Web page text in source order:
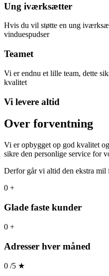
Ung iværksætter
Hvis du vil støtte en ung
vinduespudser
Teamet
Vi er endnu et lille team, dette
kvalitet
Vi levere altid
Over forventning
Vi er opbygget op god kvalitet
sikre den personlige service for
Derfor går vi altid den ekstra mil
0 +
Glade faste kunder
0 +
Adresser hver måned
0 /5 ★